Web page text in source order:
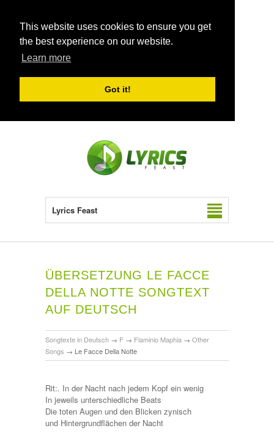
This website uses cookies to ensure you get
the best experience on our website.
Learn more
Got it!
Lyrics Feast
ÜBERSETZUNG LE FACCE
DELLA NOTTE SONGTEXT
AUF DEUTSCH
Songtexte in Deutsch → F → Flaminio Maphia → Other
Songs → Le Facce Della Notte
Rit:. In der Nacht nach jedem Kopf ein wenig
In jeweils unterschiedliche Beats
Die toten Augen und den Blicken zynisch
und Hintergrundflächen der Nacht